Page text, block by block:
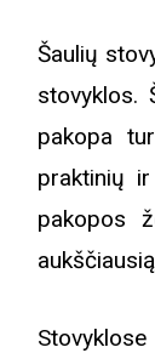
Šaulių
stovyklos.
pakopa
praktinių
pakopos